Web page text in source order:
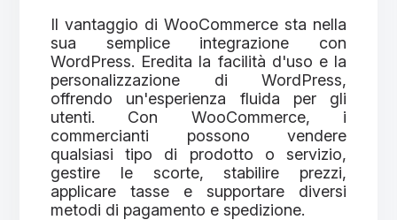
Il vantaggio di WooCommerce sta nella
sua semplice integrazione con
WordPress. Eredita la facilità d'uso e la
personalizzazione di WordPress,
offrendo un'esperienza fluida per gli
utenti. Con WooCommerce, i
commercianti possono vendere
qualsiasi tipo di prodotto o servizio,
gestire le scorte, stabilire prezzi,
applicare tasse e supportare diversi
metodi di pagamento e spedizione.